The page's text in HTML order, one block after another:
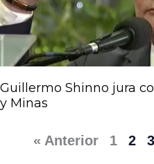
Guillermo Shinno jura
y Minas
« Anterior 1 2 3